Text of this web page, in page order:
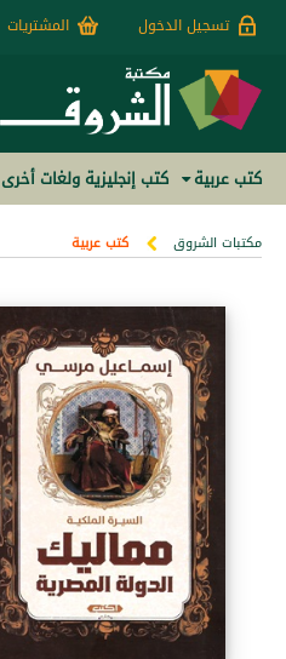
تسجيل الدخول المشتريات
كتب عربية كتب إنجليزية ولغات أخرى
مكتبات الشروق كتب عربية